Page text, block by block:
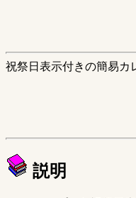
祝祭日表示付きの簡易カ
説明